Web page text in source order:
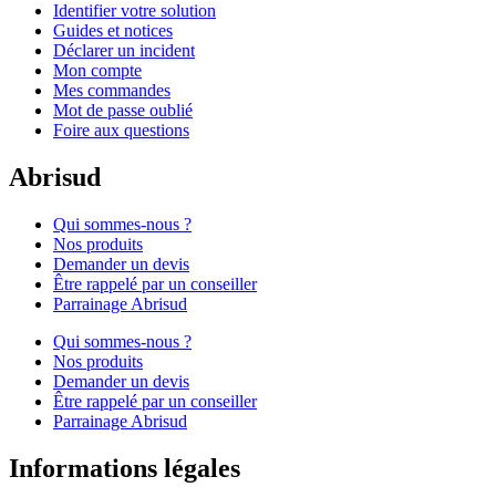
Identifier votre solution
Guides et notices
Déclarer un incident
Mon compte
Mes commandes
Mot de passe oublié
Foire aux questions
Abrisud
Qui sommes-nous ?
Nos produits
Demander un devis
Être rappelé par un conseiller
Parrainage Abrisud
Qui sommes-nous ?
Nos produits
Demander un devis
Être rappelé par un conseiller
Parrainage Abrisud
Informations légales